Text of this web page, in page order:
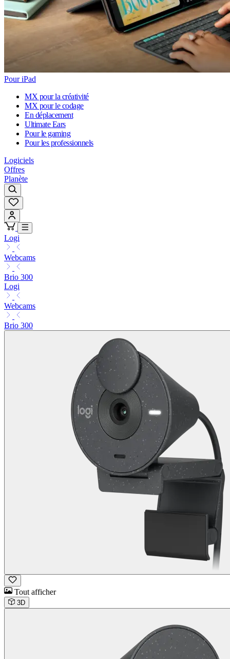
Pour iPad
MX pour la créativité
MX pour le codage
En déplacement
Ultimate Ears
Pour le gaming
Pour les professionnels
Logiciels
Offres
Planète
Logi
Webcams
Brio 300
Logi
Webcams
Brio 300
Tout afficher
3D